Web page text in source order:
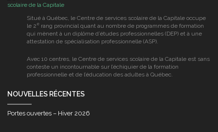
de
Situé à Québec, le Centre de services scolaire de la Capitale occupe
le 2 e rang provincial quant au nombre de programmes de formation
qui mènent à un diplôme d’études professionnelles (DEP) et à une
attestation de spécialisation professionnelle (ASP).
Avec 10 centres, le Centre de services scolaire de la Capitale est sans
conteste un incontournable sur l’échiquier de la formation
professionnelle et de l’éducation des adultes à Québec.
NOUVELLES RÉCENTES
Portes ouvertes – Hiver 2026